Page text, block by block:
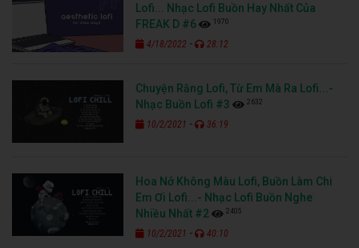
Lofi... Nhạc Lofi Buồn Hay Nhất Của
FREAK D #6
1970
4/18/2022 - 28:12
Chuyện Rằng Lofi, Từ Em Mà Ra Lofi...-
Nhạc Buồn Lofi #3
2632
10/2/2021 - 36:19
Hoa Nở Không Màu Lofi, Buồn Làm Chi
Em Ơi Lofi...- Nhạc Lofi Buồn Nghe
Nhiều Nhất #2
2405
10/2/2021 - 40:10